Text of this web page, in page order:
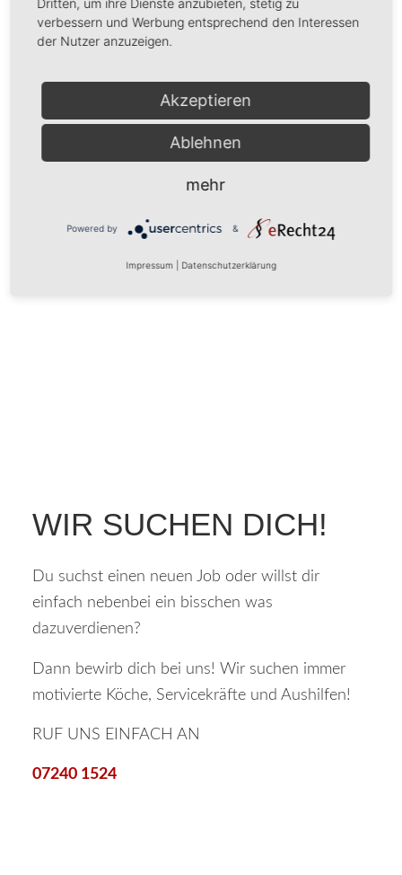
WIR SUCHEN DICH!
Du suchst einen neuen Job oder willst dir
einfach nebenbei ein bisschen was
dazuverdienen?
Dann bewirb dich bei uns! Wir suchen immer
motivierte Köche, Servicekräfte und Aushilfen!
RUF UNS EINFACH AN
07240 1524
verbessern und Werbung entsprechend den Interessen
der Nutzer anzuzeigen.
Akzeptieren
Ablehnen
mehr
Powered by &
Impressum Datenschutzerklärung